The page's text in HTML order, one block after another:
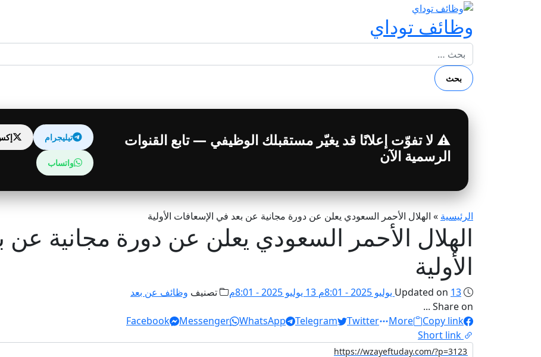
وظائف توداي
البحث عن:
⚠️ لا تفوّت إعلانًا قد يغيّر مستقبلك الوظيفي — تابع القنوات
الرسمية الآن
تيليجرام
واتساب
الرئيسية » الهلال الأحمر السعودي يعلن عن دورة مجانية عن بعد في الإسعافات الأولية
الهلال الأحمر السعودي يعلن عن دورة مجانية
الأولية
Updated on 13 يوليو 2025 - 8:01م 13 يوليو 2025 - 8:01م تصنيف وظائف عن بعد
Share on ...
Facebook
Messenger WhatsApp Telegram Twitter More
Copy link
Short link